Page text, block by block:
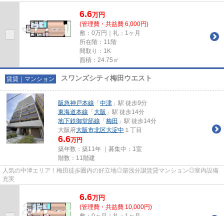
6.6万円
(管理費・共益費 6,000円)
敷：0万円｜礼：1ヶ月
所在階：11階
間取り：1K
面積：24.75㎡
賃貸｜マンション スワンズシティ梅田ウエスト
阪急神戸本線 「 中津 」駅 徒歩9分
東海道本線 「 大阪 」駅 徒歩14分
地下鉄御堂筋線 「 梅田 」駅 徒歩14分
大阪府大阪市北区大淀中 １丁目
6.6万円
築年数：築11年 ｜募集中： 1室
階数：11階建
人気の中津エリア！梅田徒歩圏内の好立地◎築浅分譲賃貸マンション◎室内設備
充実
6.6万円
(管理費・共益費 10,000円)